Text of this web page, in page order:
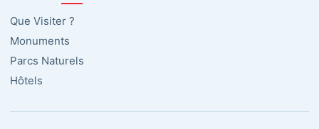
Que Visiter ?
Monuments
Parcs Naturels
Hôtels